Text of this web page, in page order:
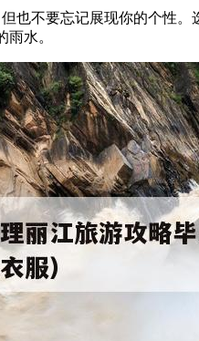
也不要忘记展现你的个性
水。